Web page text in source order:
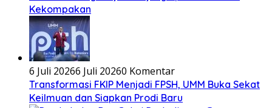
Kekompakan
6 Juli 20266 Juli 20260 Komentar
Transformasi FKIP Menjadi FPSH, UMM Buka Sekat
Keilmuan dan Siapkan Prodi Baru